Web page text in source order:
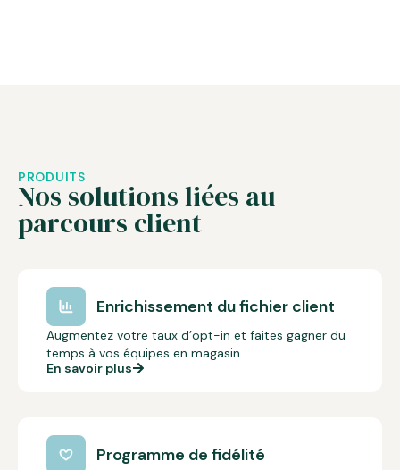
PRODUITS
Nos solutions liées au
parcours client
Enrichissement du fichier client
Augmentez votre taux d’opt-in et faites gagner du
temps à vos équipes en magasin.
En savoir plus
Programme de fidélité